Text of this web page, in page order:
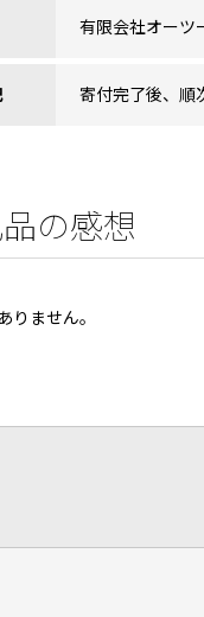
有限会社オーツ
寄付完了後、順
の感想
りません。